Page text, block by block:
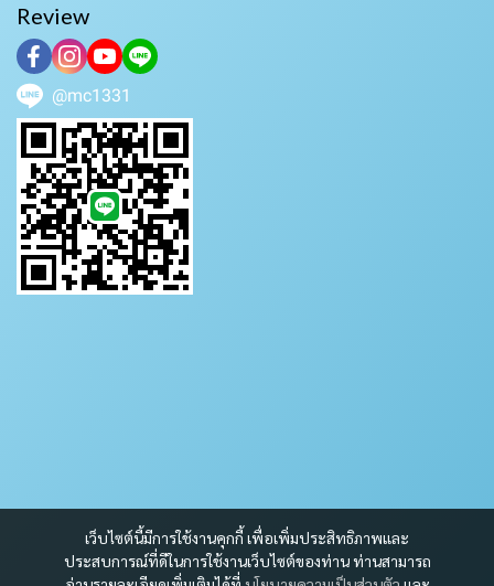
เว็บไซต์นี้มีการใช้งานคุกกี้ เพื่อเพิ่มประสิทธิภาพและ
ประสบการณ์ที่ดีในการใช้งานเว็บไซต์ของท่าน ท่านสามารถ
Review
@mc1331